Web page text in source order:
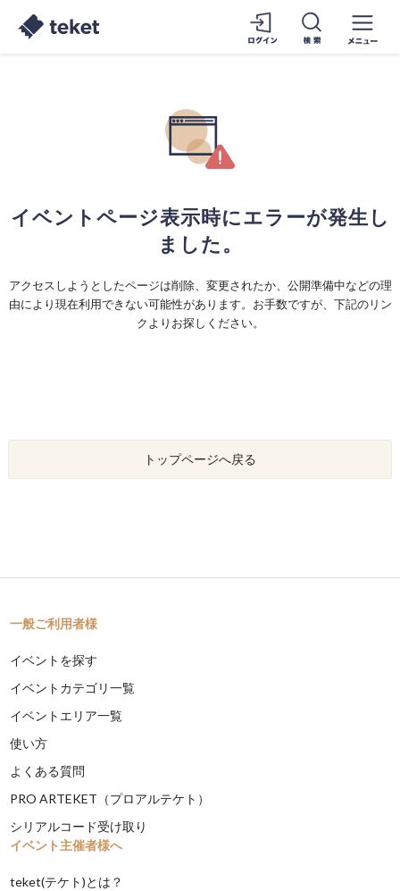
イベントページ表示時にエラーが発生し
ました。
アクセスしようとしたページは削除、変更されたか、公開準備中などの理
由により現在利用できない可能性があります。お手数ですが、下記のリン
クよりお探しください。
トップページへ戻る
一般ご利用者様
イベントを探す
イベントカテゴリ一覧
イベントエリア一覧
使い方
よくある質問
PRO ARTEKET（プロアルテケト）
シリアルコード受け取り
イベント主催者様へ
teket(テケト)とは？